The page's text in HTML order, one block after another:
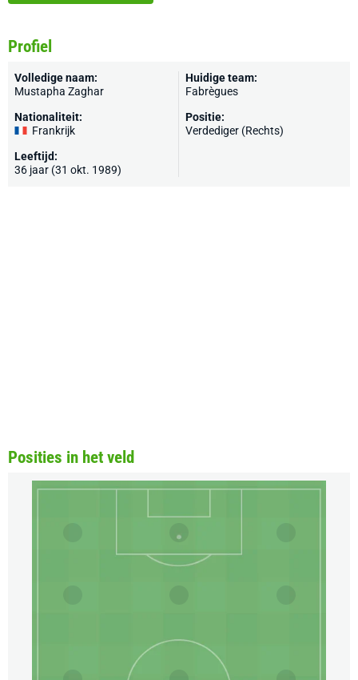
Profiel
Volledige naam:
Mustapha Zaghar
Nationaliteit:
Frankrijk
Leeftijd:
36 jaar (31 okt. 1989)
Huidige team:
Fabrègues
Positie:
Verdediger (Rechts)
Posities in het veld